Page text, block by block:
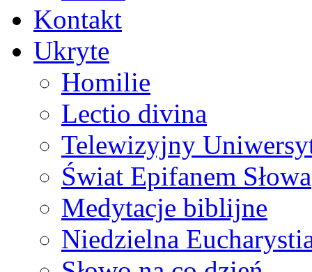
Kontakt
Ukryte
Homilie
Lectio divina
Telewizyjny
Świat Epifanem Słowa
Medytacje biblijne
Niedzielna